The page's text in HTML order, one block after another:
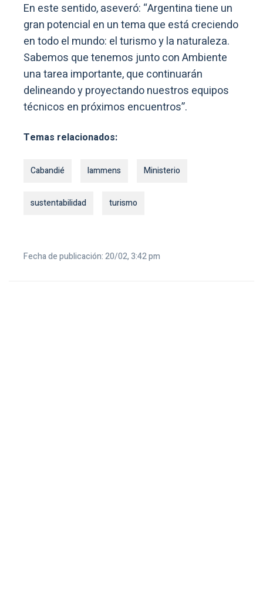
En este sentido, aseveró: “Argentina tiene un
gran potencial en un tema que está creciendo
en todo el mundo: el turismo y la naturaleza.
Sabemos que tenemos junto con Ambiente
una tarea importante, que continuarán
delineando y proyectando nuestros equipos
técnicos en próximos encuentros”.
Temas relacionados:
Cabandié lammens Ministerio
sustentabilidad turismo
Fecha de publicación: 20/02, 3:42 pm